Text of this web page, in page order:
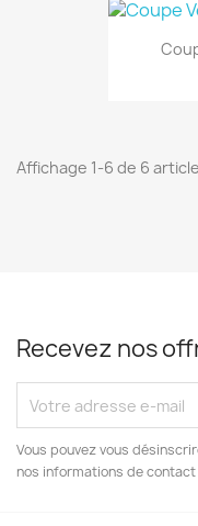
Affichage 1-6 de 6
Recevez nos
Vous pouvez vous
nos informations de